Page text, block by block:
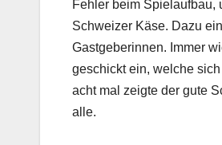
Fehler beim Spielaufbau,
Schweizer Käse. Dazu
Gastgeberinnen. Immer
geschickt ein, welche
acht mal zeigte der gute
alle.